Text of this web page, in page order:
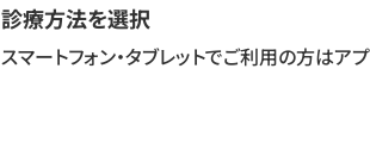
診療方法を選択
スマートフォン・タブレットでご利用の方はア